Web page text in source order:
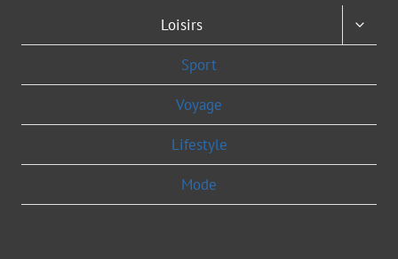
Loisirs
Sport
Voyage
Lifestyle
Mode